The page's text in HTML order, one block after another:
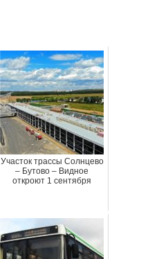
Участок трассы Солнцево
– Бутово – Видное
откроют 1 сентября